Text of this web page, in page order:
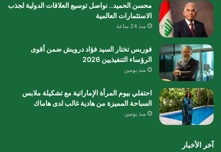
محسن الحميد.. نواصل توسيع العلاقات الدولية لجذب
الاستثمارات العالمية
منذ 24 ساعة
فوربس تختار السيد فؤاد درويش ضمن أقوى
الرؤساء التنفيذيين 2026
منذ يومين
احتفلي بيوم المرأة الإماراتية مع تشكيلة ملابس
السباحة المميزة من هادية غالب لدى هاماك
منذ يومين
آخر الأخبار